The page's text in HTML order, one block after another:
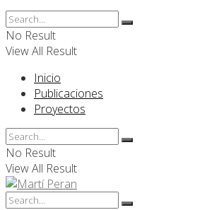
No Result
View All Result
Inicio
Publicaciones
Proyectos
No Result
View All Result